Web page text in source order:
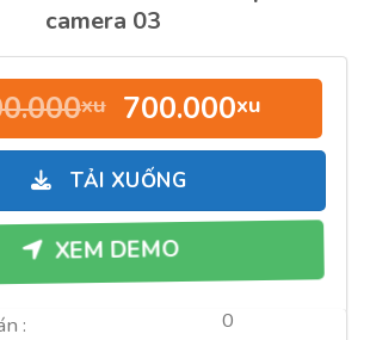
camera 03
xu Giá
gốc
là:
1.200.000xu.
700.000xu
hiện
TẢI XUỐNG
XEM DEMO
:
0